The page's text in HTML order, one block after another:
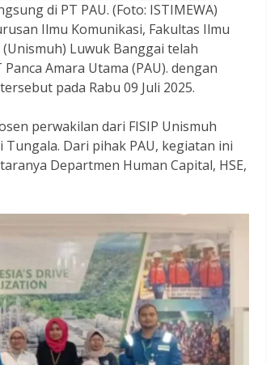
di PT PAU. (Foto: ISTIMEWA)
Ilmu Komunikasi, Fakultas Ilmu
Luwuk Banggai telah
Amara Utama (PAU). dengan
pada Rabu 09 Juli 2025.
perwakilan dari FISIP Unismuh
Dari pihak PAU, kegiatan ini
Departmen Human Capital, HSE,